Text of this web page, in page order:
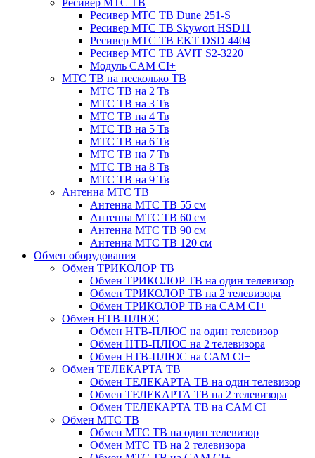
Ресивер МТС ТВ
Ресивер МТС ТВ Dune 251-S
Ресивер МТС ТВ Skywort HSD11
Ресивер МТС ТВ EKT DSD 4404
Ресивер МТС ТВ AVIT S2-3220
Модуль CAM CI+
МТС ТВ на несколько ТВ
МТС ТВ на 2 Тв
МТС ТВ на 3 Тв
МТС ТВ на 4 Тв
МТС ТВ на 5 Тв
МТС ТВ на 6 Тв
МТС ТВ на 7 Тв
МТС ТВ на 8 Тв
МТС ТВ на 9 Тв
Антенна МТС ТВ
Антенна МТС ТВ 55 см
Антенна МТС ТВ 60 см
Антенна МТС ТВ 90 см
Антенна МТС ТВ 120 см
Обмен оборудования
Обмен ТРИКОЛОР ТВ
Обмен ТРИКОЛОР ТВ на один телевизор
Обмен ТРИКОЛОР ТВ на 2 телевизора
Обмен ТРИКОЛОР ТВ на CAM CI+
Обмен НТВ-ПЛЮС
Обмен НТВ-ПЛЮС на один телевизор
Обмен НТВ-ПЛЮС на 2 телевизора
Обмен НТВ-ПЛЮС на CAM CI+
Обмен ТЕЛЕКАРТА ТВ
Обмен ТЕЛЕКАРТА ТВ на один телевизор
Обмен ТЕЛЕКАРТА ТВ на 2 телевизора
Обмен ТЕЛЕКАРТА ТВ на CAM CI+
Обмен МТС ТВ
Обмен МТС ТВ на один телевизор
Обмен МТС ТВ на 2 телевизора